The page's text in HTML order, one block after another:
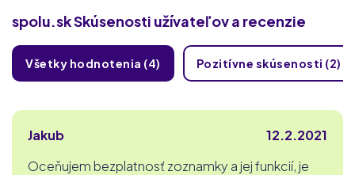
spolu.skSkúsenosti užívateľov a recenzie
Všetky hodnotenia (4) Pozitívne skúsenosti (2)
Jakub
12.2.2021
Oceňujem bezplatnosť zoznamky a jej funkcií, je